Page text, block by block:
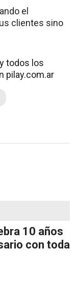
el
clientes sino
todos los
pilay.com.ar
10 años
con toda